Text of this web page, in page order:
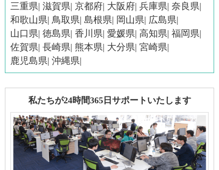
三重県 滋賀県 京都府 大阪府 兵庫県 奈良県
和歌山県 鳥取県 島根県 岡山県 広島県
山口県 徳島県 香川県 愛媛県 高知県 福岡県
佐賀県 長崎県 熊本県 大分県 宮崎県
鹿児島県 沖縄県
私たちが24時間365日サポートいたします